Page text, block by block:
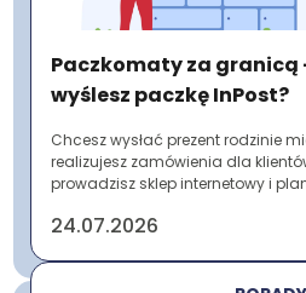
Paczkomaty za granicą
wyślesz paczkę InPost?
Chcesz wysłać prezent rodzinie
realizujesz zamówienia dla
prowadzisz sklep internetowy i
24.07.2026